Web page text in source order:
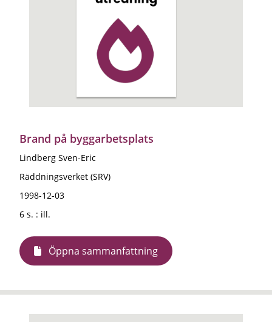
Brand på byggarbetsplats
Lindberg Sven-Eric
Räddningsverket (SRV)
1998-12-03
6 s. : ill.
Öppna sammanfattning